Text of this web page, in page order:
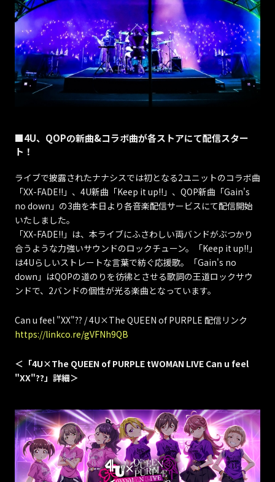
■4U、QOPの新曲&コラボ曲が各ストアにて配信スター
ト！
ライブで披露されたナナシスでは初となる2ユニットのコラボ曲
「XX-FADE!!」、4U新曲「Keep it up!!」、QOP新曲「Gain's
no down」の3曲を本日より各音楽配信サービスにて配信開始
いたしました。
「XX-FADE!!」は、本ライブにふさわしい両バンドがぶつかり
合うような力強いサウンドのロックチューン。「Keep it up!!」
は4Uらしいストレートな言葉で紡ぐ応援歌。「Gain's no
down」はQOPの道のりを彷彿とさせる歌詞の王道ロックサウ
ンドで、2バンドの個性が光る楽曲となっています。
Can u feel "XX"?? / 4U×The QUEEN of PURPLE 配信リンク
https://linkco.re/gVFNh9QB
＜「4U×The QUEEN of PURPLE tWOMAN LIVE Can u feel
"XX"??」詳細＞